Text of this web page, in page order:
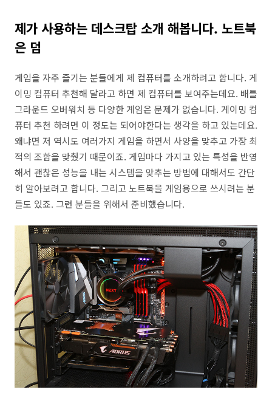
제가 사용하는 데스크탑 소개 해봅니다. 노트북
은 덤
게임을 자주 즐기는 분들에게 제 컴퓨터를 소개하려고 합니다. 게
이밍 컴퓨터 추천해 달라고 하면 제 컴퓨터를 보여주는데요. 배틀
그라운드 오버워치 등 다양한 게임은 문제가 없습니다. 게이밍 컴
퓨터 추천 하려면 이 정도는 되어야한다는 생각을 하고 있는데요.
왜냐면 저 역시도 여러가지 게임을 하면서 사양을 맞추고 가장 최
적의 조합을 맞췄기 때문이죠. 게임마다 가지고 있는 특성을 반영
해서 괜찮은 성능을 내는 시스템을 맞추는 방법에 대해서도 간단
히 알아보려고 합니다. 그리고 노트북을 게임용으로 쓰시려는 분
들도 있죠. 그런 분들을 위해서 준비했습니다.